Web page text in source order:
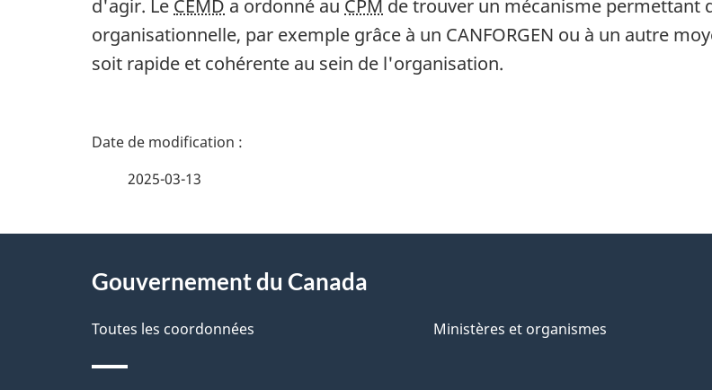
d'agir. Le CEMD a ordonné au CPM de trouver un mécanisme
organisationnelle, par exemple grâce à un CANFORGEN ou à un autre
soit rapide et cohérente au sein de l'organisation.
D
a
2025-03-13
proposGouvernement du Canada
Toutes les coordonnées Ministères et organismes